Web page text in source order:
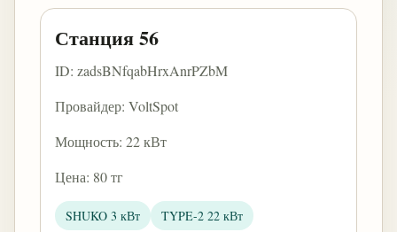
Станция 56
ID: zadsBNfqabHrxAnrPZbM
Провайдер: VoltSpot
Мощность: 22 кВт
Цена: 80 тг
SHUKO 3 кВт TYPE-2 22 кВт